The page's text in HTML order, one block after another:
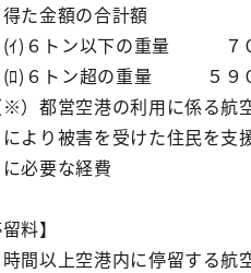
得た金額の合計額
６トン以下の重量 ７
６トン超の重量 ５９０
）都営空港の利用に係る航
り被害を受けた住民を支
要な経費
留料】
間以上空港内に停留する航